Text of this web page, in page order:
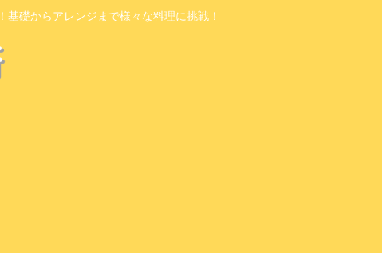
礎からアレンジまで様々な料理に挑戦！